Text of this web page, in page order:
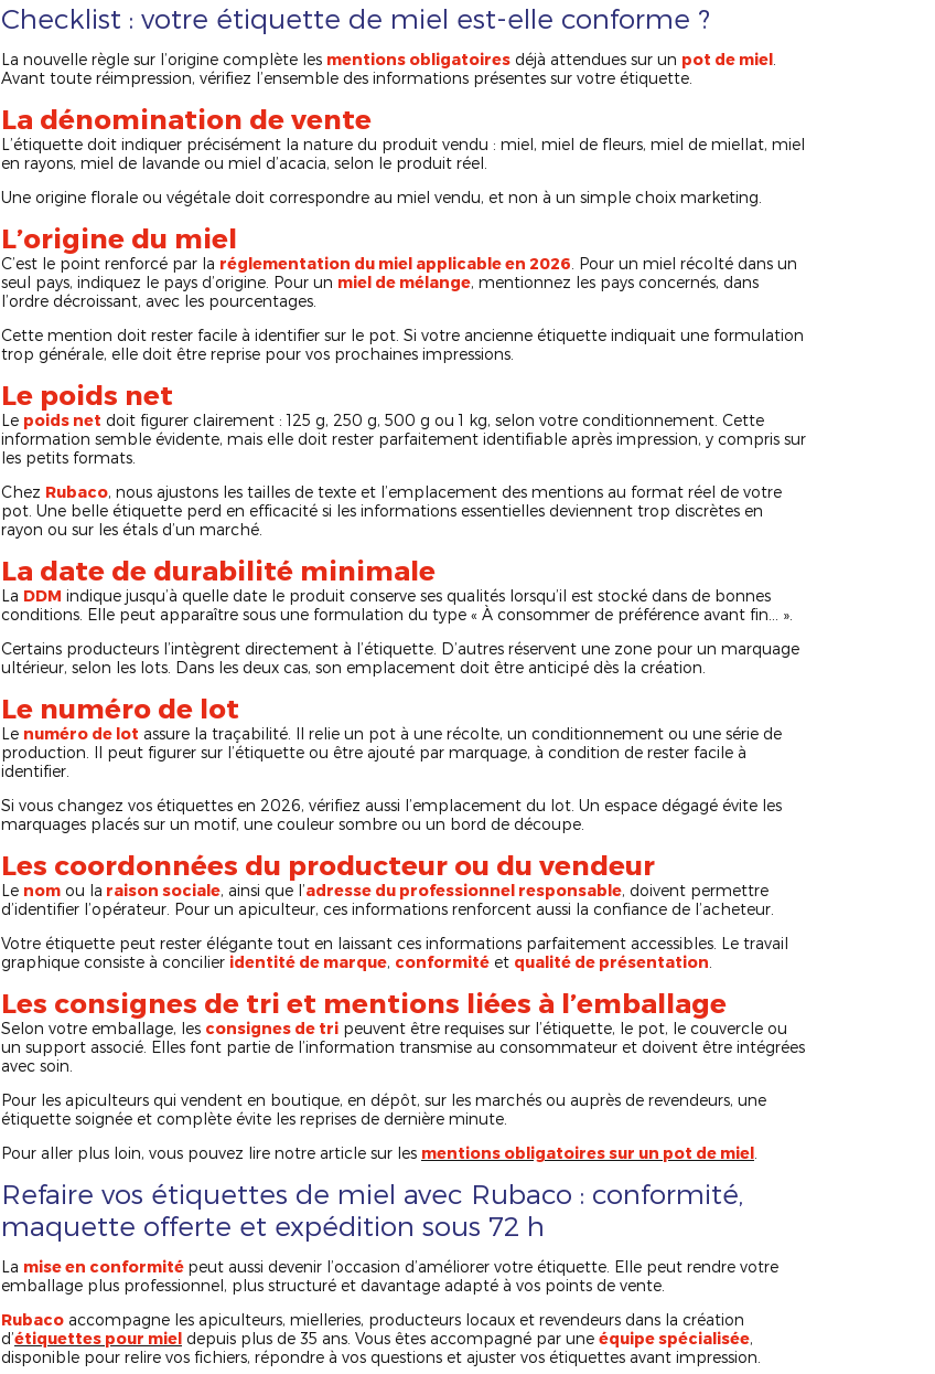
Checklist : votre étiquette de miel est-elle conforme ?
La nouvelle règle sur l’origine complète les mentions obligatoires déjà attendues sur un pot de miel
Avant toute réimpression, vérifiez l’ensemble des informations présentes sur votre étiquette.
La dénomination de vente
L’étiquette doit indiquer précisément la nature du produit vendu : miel, miel de fleurs, miel de miellat, miel
en rayons, miel de lavande ou miel d’acacia, selon le produit réel.
Une origine florale ou végétale doit correspondre au miel vendu, et non à un simple choix marketing.
L’origine du miel
C’est le point renforcé par la réglementation du miel applicable en 2026 . Pour un miel récolté dans un
seul pays, indiquez le pays d’origine. Pour un miel de mélange, mentionnez les pays concernés, dans
l’ordre décroissant, avec les pourcentages.
Cette mention doit rester facile à identifier sur le pot. Si votre ancienne étiquette indiquait une formulation
trop générale, elle doit être reprise pour vos prochaines impressions.
Le poids net
Le poids net doit figurer clairement : 125 g, 250 g, 500 g ou 1 kg, selon votre conditionnement. Cette
information semble évidente, mais elle doit rester parfaitement identifiable après impression, y compris sur
les petits formats.
Chez Rubaco, nous ajustons les tailles de texte et l’emplacement des mentions au format réel de votre
pot. Une belle étiquette perd en efficacité si les informations essentielles deviennent trop discrètes en
rayon ou sur les étals d’un marché.
La date de durabilité minimale
La DDM indique jusqu’à quelle date le produit conserve ses qualités lorsqu’il est stocké dans de bonnes
conditions. Elle peut apparaître sous une formulation du type « À consommer de préférence avant fin… ».
Certains producteurs l’intègrent directement à l’étiquette. D’autres réservent une zone pour un marquage
ultérieur, selon les lots. Dans les deux cas, son emplacement doit être anticipé dès la création.
Le numéro de lot
Le numéro de lot assure la traçabilité. Il relie un pot à une récolte, un conditionnement ou une série de
production. Il peut figurer sur l’étiquette ou être ajouté par marquage, à condition de rester facile à
identifier.
Si vous changez vos étiquettes en 2026, vérifiez aussi l’emplacement du lot. Un espace dégagé évite les
marquages placés sur un motif, une couleur sombre ou un bord de découpe.
Les coordonnées du producteur ou du vendeur
Le nom ou la raison sociale, ainsi que l’adresse du professionnel responsable, doivent permettre
d’identifier l’opérateur. Pour un apiculteur, ces informations renforcent aussi la confiance de l’acheteur.
Votre étiquette peut rester élégante tout en laissant ces informations parfaitement accessibles. Le travail
graphique consiste à concilier identité de marque, conformité et qualité de présentation
Les consignes de tri et mentions liées à l’emballage
Selon votre emballage, les consignes de tri peuvent être requises sur l’étiquette, le pot, le couvercle ou
un support associé. Elles font partie de l’information transmise au consommateur et doivent être intégrées
avec soin.
Pour les apiculteurs qui vendent en boutique, en dépôt, sur les marchés ou auprès de revendeurs, une
étiquette soignée et complète évite les reprises de dernière minute.
Pour aller plus loin, vous pouvez lire notre article sur les mentions obligatoires sur un pot de miel
Refaire vos étiquettes de miel avec Rubaco : conformité,
maquette offerte et expédition sous 72 h
La mise en conformité peut aussi devenir l’occasion d’améliorer votre étiquette. Elle peut rendre votre
emballage plus professionnel, plus structuré et davantage adapté à vos points de vente.
Rubaco accompagne les apiculteurs, mielleries, producteurs locaux et revendeurs dans la création
d’étiquettes pour miel depuis plus de 35 ans. Vous êtes accompagné par une équipe spécialisée,
disponible pour relire vos fichiers, répondre à vos questions et ajuster vos étiquettes avant impression.